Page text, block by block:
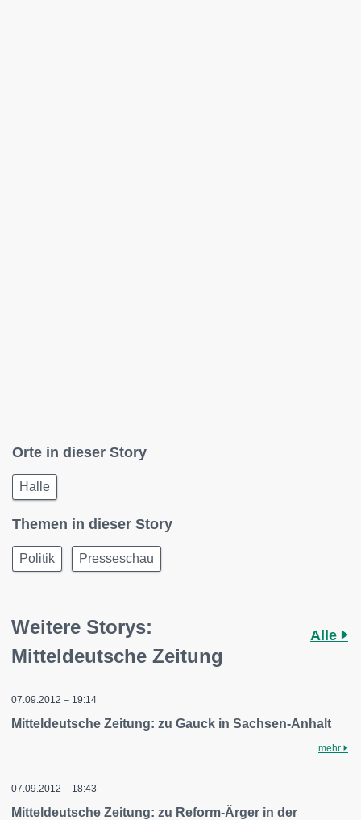
Orte in dieser Story
Halle
Themen in dieser Story
Politik Presseschau
Weitere Storys:
Mitteldeutsche Zeitung
Alle
07.09.2012 – 19:14
Mitteldeutsche Zeitung: zu Gauck in Sachsen-Anhalt
mehr
07.09.2012 – 18:43
Mitteldeutsche Zeitung: zu Reform-Ärger in der